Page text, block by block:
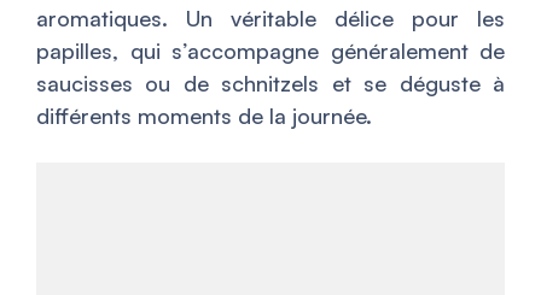
aromatiques. Un véritable délice pour les
papilles, qui s’accompagne généralement de
saucisses ou de schnitzels et se déguste à
différents moments de la journée.